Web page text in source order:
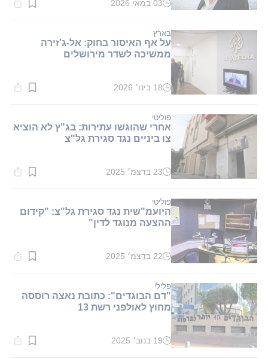
זמן
דקות.
03 במאי 2026
בארץ
על אף האיסור בחוק: אל-ג'זירה
ממשיכה לשדר מירושלים
זמן
דקות.
18 בינו׳ 2026
פוליטי
אחרי שהוגשו עתירות: בג"ץ לא הוציא
צו ביניים נגד סגירת גל"צ
זמן
דקות.
23 בדצמ׳ 2025
פוליטי
היועמ"שית נגד סגירת גל"צ: "קידום
ההצעה מנוגד לדין"
זמן
דקות.
22 בדצמ׳ 2025
פלילי
"דם הבוגדים": כתובת נאצה רוססה
מחוץ לאולפני רשת 13
זמן19 בנוב׳ 2025